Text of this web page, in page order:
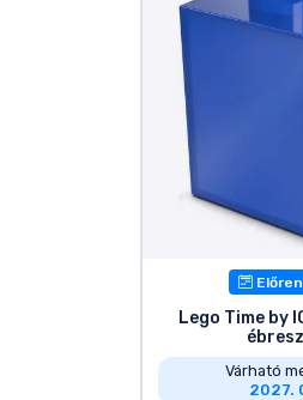
Lego Time by
Várható
2027.
Szállítás és fizetés
Sorozatos cuccok
Filmes cuccok
Gamer cuccok